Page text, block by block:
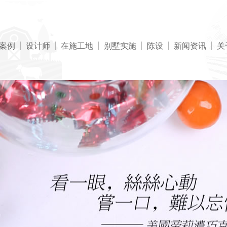
例 设计师 在施工地 别墅实施 陈设 新闻资讯 关